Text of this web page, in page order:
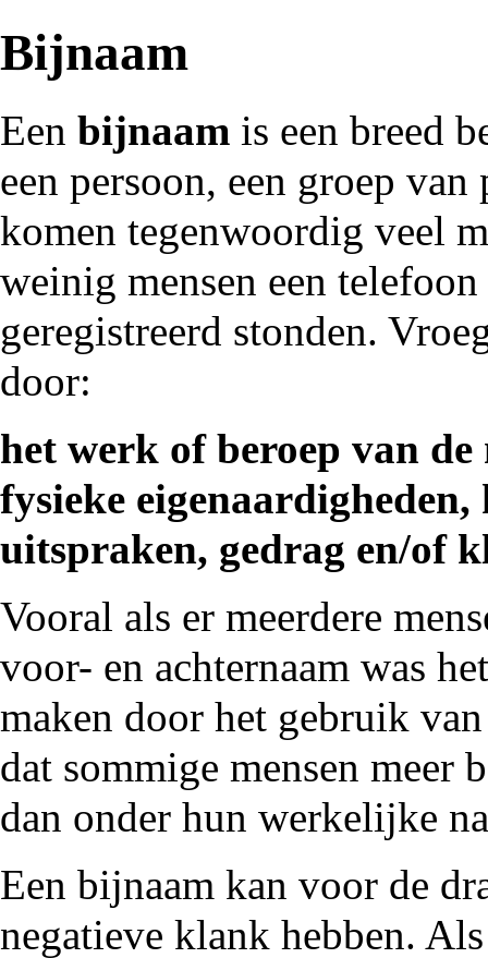
Bijnaam
Een bijnaam is een breed
een persoon, een groep
komen tegenwoordig veel
weinig mensen een
geregistreerd stonden.
door:
het werk of beroep van
fysieke
uitspraken, gedrag en/of
Vooral als er meerdere
voor- en achternaam was
maken door het gebruik
dat sommige mensen meer
dan onder hun werkelijke
Een bijnaam kan voor de
negatieve klank hebben.